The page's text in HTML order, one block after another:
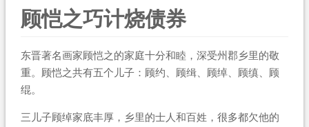
顾恺之巧计烧债券
东晋著名画家顾恺之的家庭十分和睦，深受州郡乡里的敬
重。顾恺之共有五个儿子：顾约、顾缉、顾绰、顾缜、顾
绲。
三儿子顾绰家底丰厚，乡里的士人和百姓，很多都欠他的